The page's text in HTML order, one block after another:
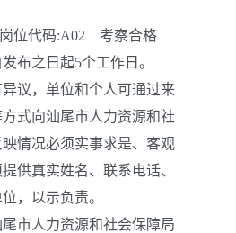
代码:A02 考察合格
之日起5个工作日。
，单位和个人可通过来
式向汕尾市人力资源和社
情况必须实事求是、客观
供真实姓名、联系电话、
，以示负责。
人力资源和社会保障局